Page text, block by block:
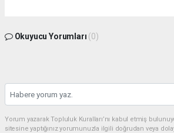
Okuyucu Yorumları (0)
Yorum yazarak Topluluk Kuralları’nı kabul etmiş
sitesine yaptığınız yorumunuzla ilgili doğrudan veya